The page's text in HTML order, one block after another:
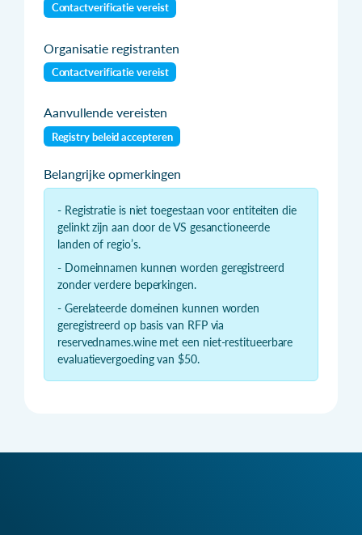
Contactverificatie vereist
Organisatie registranten
Contactverificatie vereist
Aanvullende vereisten
Registry beleid accepteren
Belangrijke opmerkingen
- Registratie is niet toegestaan voor entiteiten die
gelinkt zijn aan door de VS gesanctioneerde
landen of regio’s.
- Domeinnamen kunnen worden geregistreerd
zonder verdere beperkingen.
- Gerelateerde domeinen kunnen worden
geregistreerd op basis van RFP via
reservednames.wine met een niet-restitueerbare
evaluatievergoeding van $50.